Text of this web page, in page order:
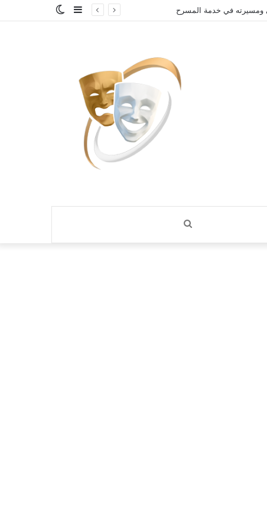
ومسيرته في خدمة المسرح
الوضعإضافة
بحث